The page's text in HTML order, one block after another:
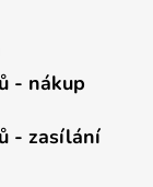
- nákup
- zasílání